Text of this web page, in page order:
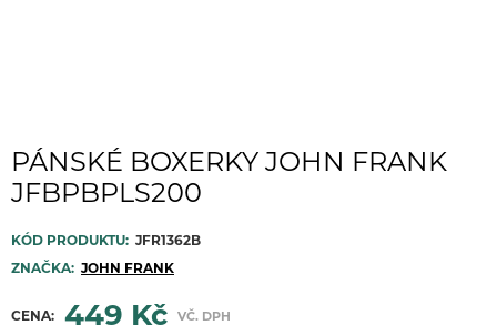
PÁNSKÉ BOXERKY JOHN FRANK
JFBPBPLS200
KÓD PRODUKTU: JFR1362B
ZNAČKA: JOHN FRANK
CENA: 449 Kč VČ. DPH